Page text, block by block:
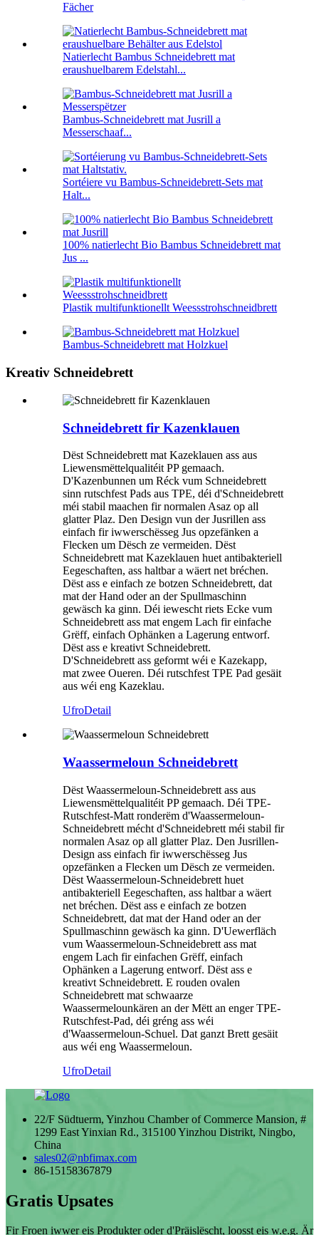
Fächer
Natierlecht Bambus Schneidebrett mat
eraushuelbarem Edelstahl...
Bambus-Schneidebrett mat Jusrill a
Messerschaaf...
Sortéiere vu Bambus-Schneidebrett-Sets mat
Halt...
100% natierlecht Bio Bambus Schneidebrett mat
Jus ...
Plastik multifunktionellt Weessstrohschneidbrett
Bambus-Schneidebrett mat Holzkuel
Kreativ Schneidebrett
Schneidebrett fir Kazenklauen
Dëst Schneidebrett mat Kazeklauen ass aus
Liewensmëttelqualitéit PP gemaach.
D'Kazenbunnen um Réck vum Schneidebrett
sinn rutschfest Pads aus TPE, déi d'Schneidebrett
méi stabil maachen fir normalen Asaz op all
glatter Plaz. Den Design vun der Jusrillen ass
einfach fir iwwerschësseg Jus opzefänken a
Flecken um Dësch ze vermeiden. Dëst
Schneidebrett mat Kazeklauen huet antibakteriell
Eegeschaften, ass haltbar a wäert net bréchen.
Dëst ass e einfach ze botzen Schneidebrett, dat
mat der Hand oder an der Spullmaschinn
gewäsch ka ginn. Déi iewescht riets Ecke vum
Schneidebrett ass mat engem Lach fir einfache
Grëff, einfach Ophänken a Lagerung entworf.
Dëst ass e kreativt Schneidebrett.
D'Schneidebrett ass geformt wéi e Kazekapp,
mat zwee Oueren. Déi rutschfest TPE Pad gesäit
aus wéi eng Kazeklau.
UfroDetail
Waassermeloun Schneidebrett
Dëst Waassermeloun-Schneidebrett ass aus
Liewensmëttelqualitéit PP gemaach. Déi TPE-
Rutschfest-Matt ronderëm d'Waassermeloun-
Schneidebrett mécht d'Schneidebrett méi stabil fir
normalen Asaz op all glatter Plaz. Den Jusrillen-
Design ass einfach fir iwwerschësseg Jus
opzefänken a Flecken um Dësch ze vermeiden.
Dëst Waassermeloun-Schneidebrett huet
antibakteriell Eegeschaften, ass haltbar a wäert
net bréchen. Dëst ass e einfach ze botzen
Schneidebrett, dat mat der Hand oder an der
Spullmaschinn gewäsch ka ginn. D'Uewerfläch
vum Waassermeloun-Schneidebrett ass mat
engem Lach fir einfachen Grëff, einfach
Ophänken a Lagerung entworf. Dëst ass e
kreativt Schneidebrett. E rouden ovalen
Schneidebrett mat schwaarze
Waassermelounkären an der Mëtt an enger TPE-
Rutschfest-Pad, déi gréng ass wéi
d'Waassermeloun-Schuel. Dat ganzt Brett gesäit
aus wéi eng Waassermeloun.
UfroDetail
22/F Südtuerm, Yinzhou Chamber of Commerce Mansion, #
1299 East Yinxian Rd., 315100 Yinzhou Distrikt, Ningbo,
China
sales02@nbfimax.com
86-15158367879
Gratis Upsates
Fir Froen iwwer eis Produkter oder d'Präislëscht, loosst eis w.e.g. Är